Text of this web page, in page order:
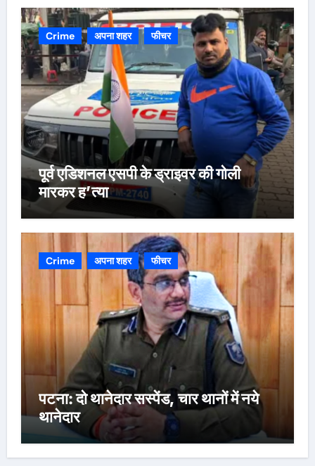
Crime अपना शहर फीचर
पूर्व एडिशनल एसपी के ड्राइवर की गोली
मारकर ह’त्या
Crime अपना शहर फीचर
पटना: दो थानेदार सस्पेंड, चार थानों में नये
थानेदार